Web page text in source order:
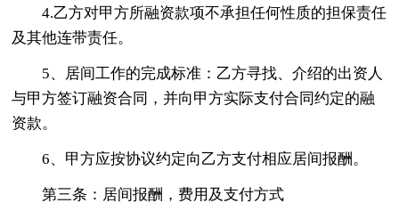
4.乙方对甲方所融资款项不承担任何性质的担保责任
及其他连带责任。
5、居间工作的完成标准：乙方寻找、介绍的出资人
与甲方签订融资合同，并向甲方实际支付合同约定的融
资款。
6、甲方应按协议约定向乙方支付相应居间报酬。
第三条：居间报酬，费用及支付方式